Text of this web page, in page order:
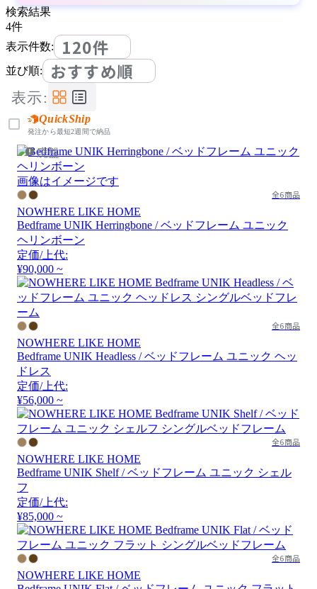
検索結果
4件
表示件数:
120件
並び順: おすすめ順
表示:
QuickShip
発注から最短2週間で納品
廃盤
画像はイメージです
全6商品
NOWHERE LIKE HOME
Bedframe UNIK Herringbone / ベッドフレーム ユニック
ヘリンボーン
定価/上代:
¥90,000 ~
全6商品
NOWHERE LIKE HOME
Bedframe UNIK Headless / ベッドフレーム ユニック ヘッ
ドレス
定価/上代:
¥56,000 ~
全6商品
NOWHERE LIKE HOME
Bedframe UNIK Shelf / ベッドフレーム ユニック シェル
フ
定価/上代:
¥85,000 ~
全6商品
NOWHERE LIKE HOME